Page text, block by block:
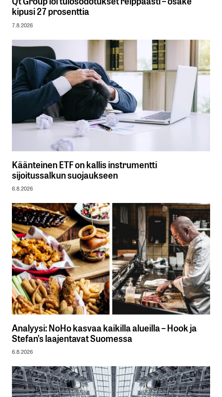
kipusi 27 prosenttia
7.8.2026
Käänteinen ETF on kallis instrumentti
sijoitussalkun suojaukseen
6.8.2026
Analyysi: NoHo kasvaa kaikilla alueilla – Hook ja
Stefan’s laajentavat Suomessa
6.8.2026